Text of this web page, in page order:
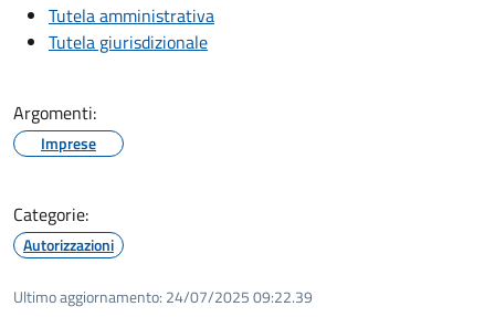
Tutela amministrativa
Tutela giurisdizionale
Argomenti:
Imprese
Categorie:
Autorizzazioni
Ultimo aggiornamento: 24/07/2025 09:22.39